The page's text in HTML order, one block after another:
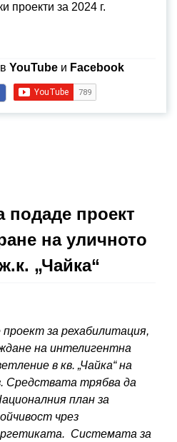
проекти за 2024 г.
YouTubeи Facebook
проект
на уличното
„Чайка“
за рехабилитация,
на интелигентна
в кв. „Чайка“ на
Средствата трябва да
план за
чрез
Системата за